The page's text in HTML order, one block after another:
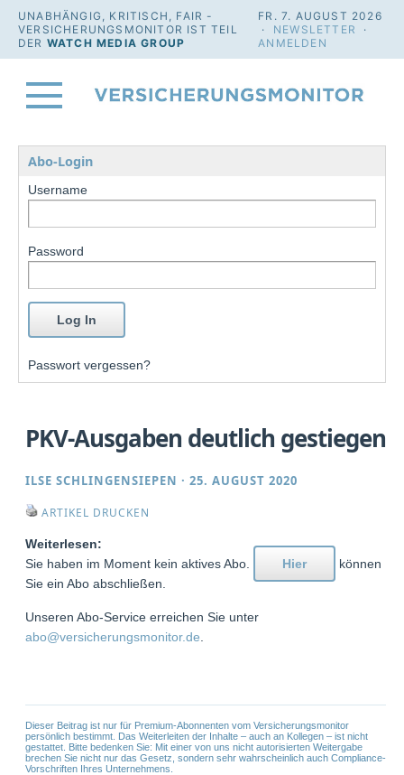
UNABHÄNGIG, KRITISCH, FAIR -
VERSICHERUNGSMONITOR IST TEIL
DER WATCH MEDIA GROUP
FR. 7. AUGUST 2026
· NEWSLETTER
·
ANMELDEN
Abo-Login
Username
Password
Passwort vergessen?
PKV-Ausgaben deutlich gestiegen
ILSE SCHLINGENSIEPEN ·25. AUGUST 2020
ARTIKEL DRUCKEN
Weiterlesen:
Sie haben im Moment kein aktives Abo.
Hier
können
Sie ein Abo abschließen.
Unseren Abo-Service erreichen Sie unter
abo@versicherungsmonitor.de
Dieser Beitrag ist nur für Premium-Abonnenten vom Versicherungsmonitor
persönlich bestimmt. Das Weiterleiten der Inhalte – auch an Kollegen – ist nicht
gestattet. Bitte bedenken Sie: Mit einer von uns nicht autorisierten Weitergabe
brechen Sie nicht nur das Gesetz, sondern sehr wahrscheinlich auch Compliance-
Vorschriften Ihres Unternehmens.